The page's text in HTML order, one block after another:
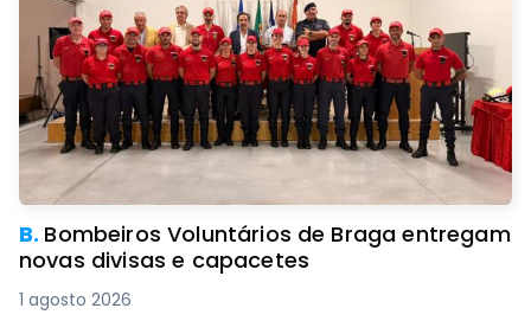
B. Bombeiros Voluntários de Braga entregam
novas divisas e capacetes
1 agosto 2026